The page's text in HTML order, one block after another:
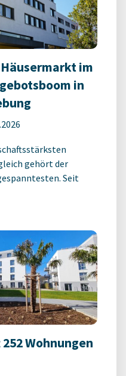
im
in
gehört der
Seit
Wohnungen